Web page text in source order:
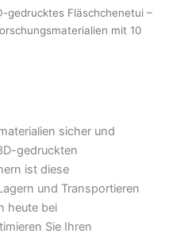
gedrucktes Fläschchenetui –
mit 10
sicher und
gedruckten
ist diese
und Transportieren
heute bei
Sie Ihren